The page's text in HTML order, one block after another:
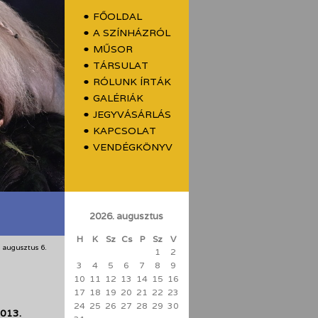
FŐOLDAL
A SZÍNHÁZRÓL
MŰSOR
TÁRSULAT
RÓLUNK ÍRTÁK
GALÉRIÁK
JEGYVÁSÁRLÁS
KAPCSOLAT
VENDÉGKÖNYV
augusztus 6.
2026. augusztus
H K Sz Cs P Sz
V
1
2
3
4 5 6 7 8
9
10 11 12 13 14 15 16
17 18 19 20 21 22 23
24 25 26 27 28 29 30